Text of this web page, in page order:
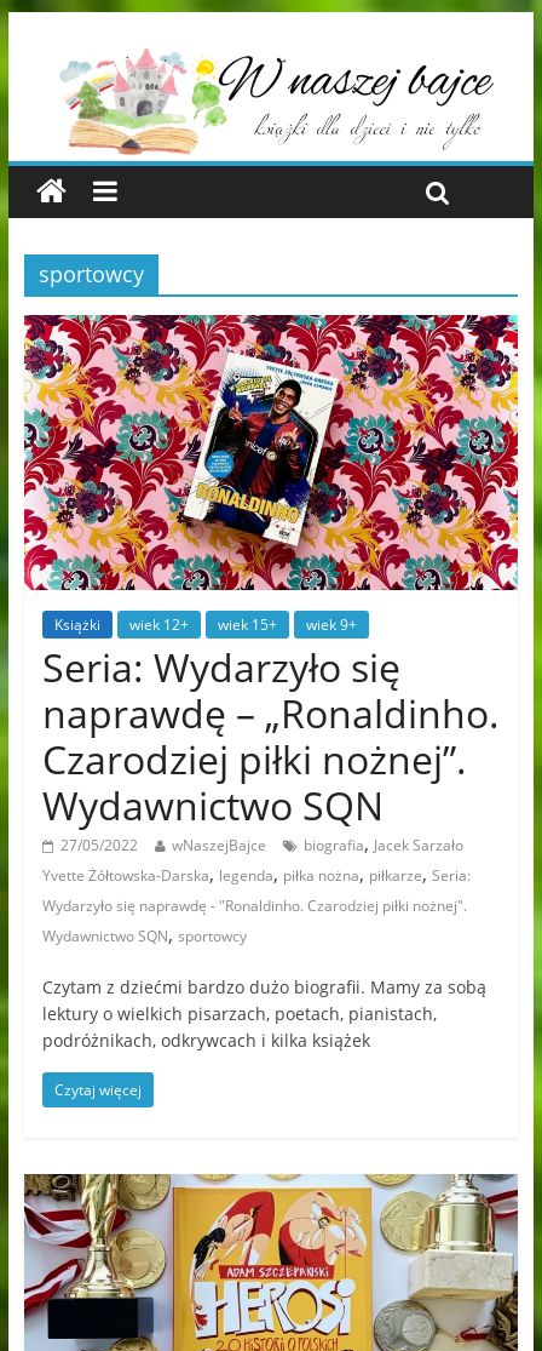
sportowcy
Książki wiek 12+ wiek 15+ wiek 9+
Seria: Wydarzyło się
naprawdę – „Ronaldinho.
Czarodziej piłki nożnej”.
Wydawnictwo SQN
27/05/2022 wNaszejBajce biografia, Jacek Sarzało
Yvette Żółtowska-Darska, legenda, piłka nożna, piłkarze, Seria:
Wydarzyło się naprawdę - "Ronaldinho. Czarodziej piłki nożnej".
Wydawnictwo SQN, sportowcy
Czytam z dziećmi bardzo dużo biografii. Mamy za sobą
lektury o wielkich pisarzach, poetach, pianistach,
podróżnikach, odkrywcach i kilka książek
Czytaj więcej